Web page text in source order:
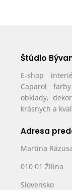
Štúdio
E-shop
Caparol
obklady,
krásnych a
Adresa
Martina
010 01 Žilina
Slovensko